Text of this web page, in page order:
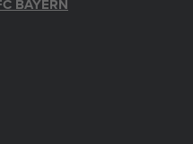
BAYERN